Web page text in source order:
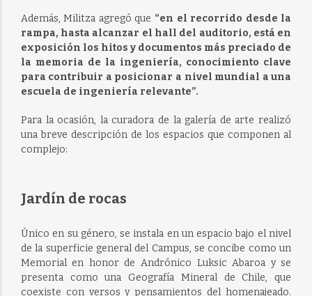
Además, Militza agregó que “en el recorrido desde la
rampa, hasta alcanzar el hall del auditorio, está en
exposición los hitos y documentos más preciado de
la memoria de la ingeniería, conocimiento clave
para contribuir a posicionar a nivel mundial a una
escuela de ingeniería relevante”.
Para la ocasión, la curadora de la galería de arte realizó
una breve descripción de los espacios que componen al
complejo:
Jardín de rocas
Único en su género, se instala en un espacio bajo el nivel
de la superficie general del Campus, se concibe como un
Memorial en honor de Andrónico Luksic Abaroa y se
presenta como una Geografía Mineral de Chile, que
coexiste con versos y pensamientos del homenajeado.